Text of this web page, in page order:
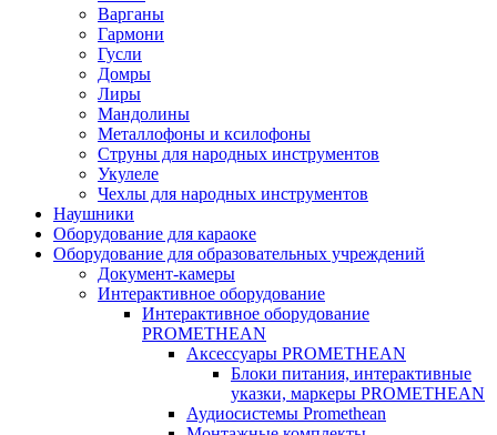
Варганы
Гармони
Гусли
Домры
Лиры
Мандолины
Металлофоны и ксилофоны
Струны для народных инструментов
Укулеле
Чехлы для народных инструментов
Наушники
Оборудование для караоке
Оборудование для образовательных учреждений
Документ-камеры
Интерактивное оборудование
Интерактивное оборудование
PROMETHEAN
Аксессуары PROMETHEAN
Блоки питания, интерактивные
указки, маркеры PROMETHEAN
Аудиосистемы Promethean